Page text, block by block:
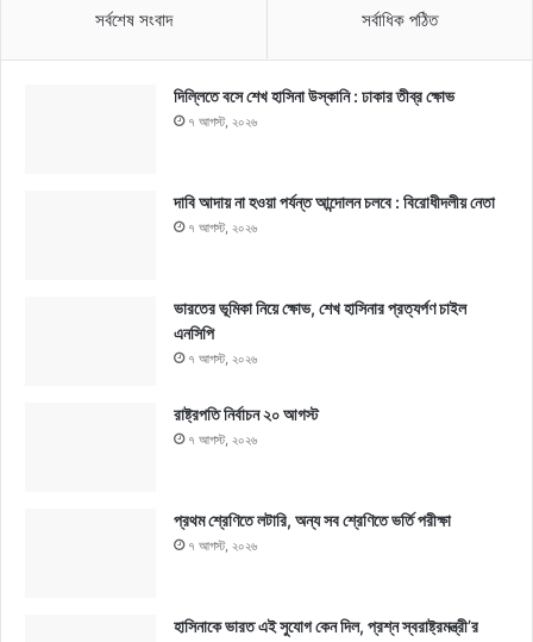
সর্বশেষ সংবাদ সর্বাধিক পঠিত
দিল্লিতে বসে শেখ হাসিনা উস্কানি : ঢাকার তীব্র ক্ষোভ
৭ আগস্ট, ২০২৬
দাবি আদায় না হওয়া পর্যন্ত আন্দোলন চলবে : বিরোধীদলীয় নেতা
৭ আগস্ট, ২০২৬
ভারতের ভূমিকা নিয়ে ক্ষোভ, শেখ হাসিনার প্রত্যর্পণ চাইল
এনসিপি
৭ আগস্ট, ২০২৬
রাষ্ট্রপতি নির্বাচন ২০ আগস্ট
৭ আগস্ট, ২০২৬
প্রথম শ্রেণিতে লটারি, অন্য সব শ্রেণিতে ভর্তি পরীক্ষা
৭ আগস্ট, ২০২৬
হাসিনাকে ভারত এই সুযোগ কেন দিল, প্রশ্ন স্বরাষ্ট্রমন্ত্রী’র